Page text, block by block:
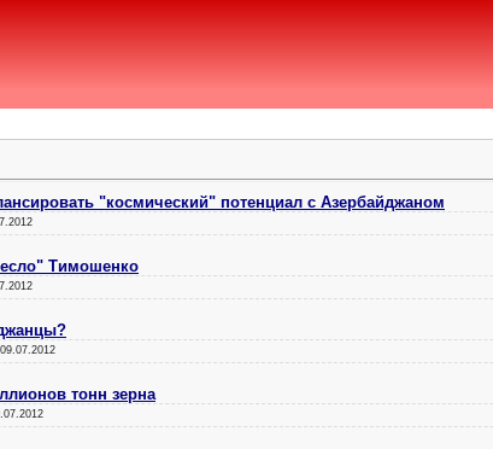
"космический" потенциал с Азербайджаном
Тимошенко
09.07.2012
тонн зерна